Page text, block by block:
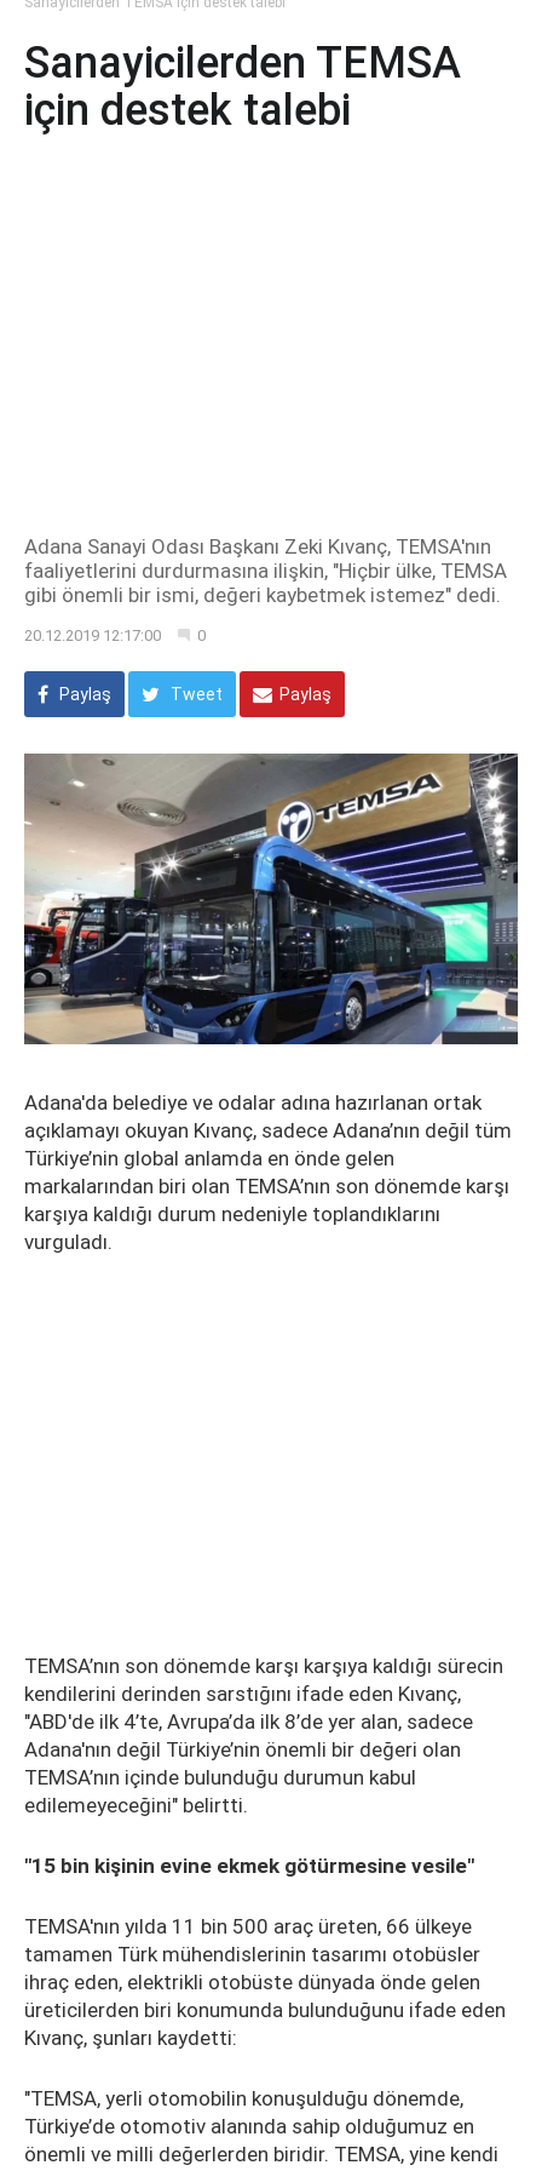
Sanayicilerden TEMSA
için destek talebi
Adana Sanayi Odası Başkanı Zeki Kıvanç, TEMSA'nın
faaliyetlerini durdurmasına ilişkin, "Hiçbir ülke, TEMSA
gibi önemli bir ismi, değeri kaybetmek istemez" dedi.
20.12.2019 12:17:00 0
Paylaş Tweet Paylaş
Adana'da belediye ve odalar adına hazırlanan ortak
açıklamayı okuyan Kıvanç, sadece Adana’nın değil tüm
Türkiye’nin global anlamda en önde gelen
markalarından biri olan TEMSA’nın son dönemde karşı
karşıya kaldığı durum nedeniyle toplandıklarını
vurguladı.
TEMSA’nın son dönemde karşı karşıya kaldığı sürecin
kendilerini derinden sarstığını ifade eden Kıvanç,
"ABD'de ilk 4’te, Avrupa’da ilk 8’de yer alan, sadece
Adana'nın değil Türkiye’nin önemli bir değeri olan
TEMSA’nın içinde bulunduğu durumun kabul
edilemeyeceğini" belirtti.
"15 bin kişinin evine ekmek götürmesine vesile"
TEMSA'nın yılda 11 bin 500 araç üreten, 66 ülkeye
tamamen Türk mühendislerinin tasarımı otobüsler
ihraç eden, elektrikli otobüste dünyada önde gelen
üreticilerden biri konumunda bulunduğunu ifade eden
Kıvanç, şunları kaydetti:
"TEMSA, yerli otomobilin konuşulduğu dönemde,
Türkiye’de otomotiv alanında sahip olduğumuz en
önemli ve milli değerlerden biridir. TEMSA, yine kendi